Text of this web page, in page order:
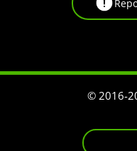
© 2016-